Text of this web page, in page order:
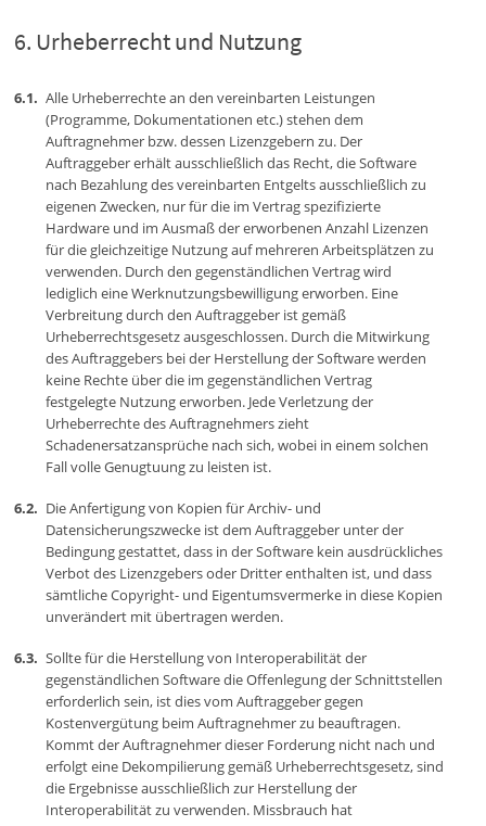
Urheberrecht und Nutzung
Alle Urheberrechte an den vereinbarten Leistungen
(Programme, Dokumentationen etc.) stehen dem
Auftragnehmer bzw. dessen Lizenzgebern zu. Der
Auftraggeber erhält ausschließlich das Recht, die Software
nach Bezahlung des vereinbarten Entgelts ausschließlich zu
eigenen Zwecken, nur für die im Vertrag spezifizierte
Hardware und im Ausmaß der erworbenen Anzahl Lizenzen
für die gleichzeitige Nutzung auf mehreren Arbeitsplätzen zu
verwenden. Durch den gegenständlichen Vertrag wird
lediglich eine Werknutzungsbewilligung erworben. Eine
Verbreitung durch den Auftraggeber ist gemäß
Urheberrechtsgesetz ausgeschlossen. Durch die Mitwirkung
des Auftraggebers bei der Herstellung der Software werden
keine Rechte über die im gegenständlichen Vertrag
festgelegte Nutzung erworben. Jede Verletzung der
Urheberrechte des Auftragnehmers zieht
Schadenersatzansprüche nach sich, wobei in einem solchen
Fall volle Genugtuung zu leisten ist.
Die Anfertigung von Kopien für Archiv- und
Datensicherungszwecke ist dem Auftraggeber unter der
Bedingung gestattet, dass in der Software kein ausdrückliches
Verbot des Lizenzgebers oder Dritter enthalten ist, und dass
sämtliche Copyright- und Eigentumsvermerke in diese Kopien
unverändert mit übertragen werden.
Sollte für die Herstellung von Interoperabilität der
gegenständlichen Software die Offenlegung der Schnittstellen
erforderlich sein, ist dies vom Auftraggeber gegen
Kostenvergütung beim Auftragnehmer zu beauftragen.
Kommt der Auftragnehmer dieser Forderung nicht nach und
erfolgt eine Dekompilierung gemäß Urheberrechtsgesetz, sind
die Ergebnisse ausschließlich zur Herstellung der
Interoperabilität zu verwenden. Missbrauch hat